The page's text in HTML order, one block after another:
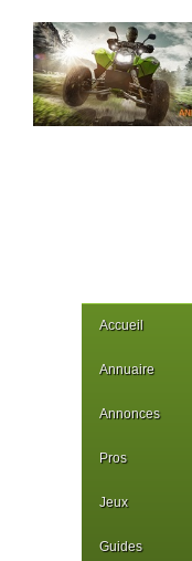
Accueil
Annuaire
Annonces
Pros
Jeux
Guides